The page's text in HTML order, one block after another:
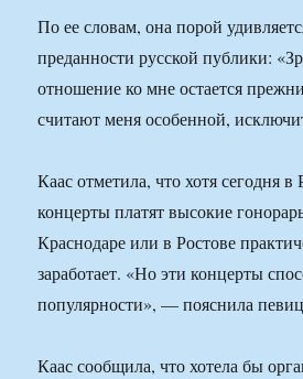
По ее словам, она порой
преданности русской публики:
отношение ко мне остается
считают меня особенной,
Каас отметила, что хотя сегодня в
концерты платят высокие
Краснодаре или в Ростове
заработает. «Но эти концерты
популярности», — пояснила
Каас сообщила, что хотела бы